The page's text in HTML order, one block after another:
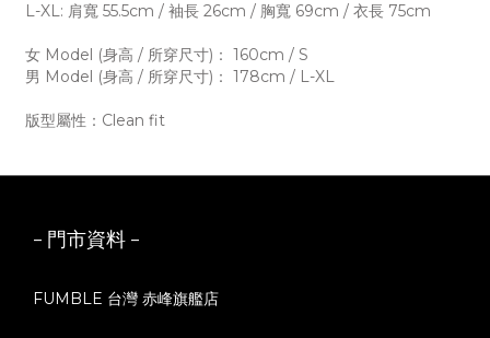
L-XL: 肩寬 55.5cm / 袖長 26cm / 胸寬 69cm / 衣長 75cm
女 Model (身高 / 所穿尺寸)： 160cm / S
男 Model (身高 / 所穿尺寸)： 178cm / L-XL
版型屬性：Clean fit
- 門市資料 -
FUMBLE 台灣 赤峰旗艦店